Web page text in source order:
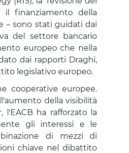
il finanziamento della
– sono stati guidati dai
del settore bancario
europeo che nella
dai rapporti Draghi,
legislativo europeo.
cooperative europee.
della visibilità
ha rafforzato la
gli interessi e le
di mezzi di
chiave nel dibattito